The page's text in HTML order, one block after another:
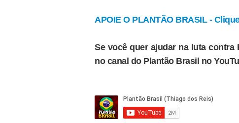
APOIE O PLANTÃO BRASIL -
Se você quer ajudar na luta
no canal do Plantão Brasil no